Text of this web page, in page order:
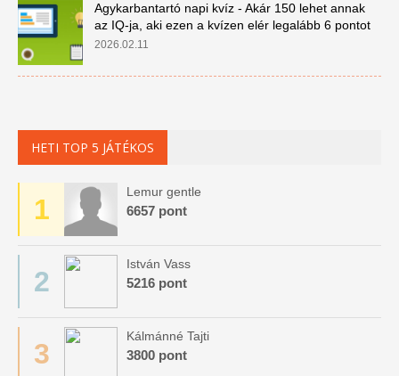
Agykarbantartó napi kvíz - Akár 150 lehet annak
az IQ-ja, aki ezen a kvízen elér legalább 6 pontot
2026.02.11
HETI TOP 5 JÁTÉKOS
1
Lemur gentle
6657 pont
2
István Vass
5216 pont
3
Kálmánné Tajti
3800 pont